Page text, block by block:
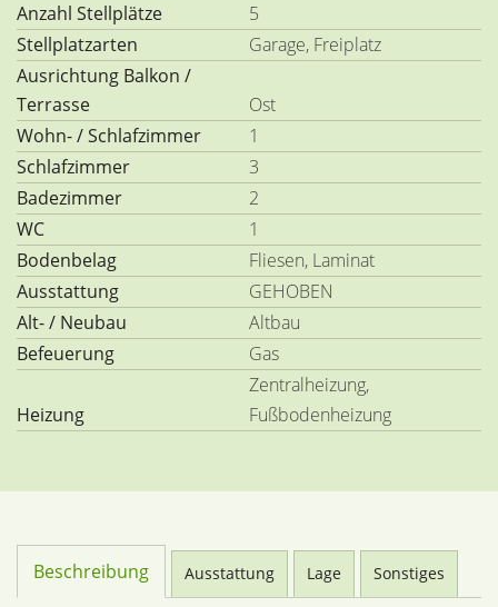
Anzahl Stellplätze
5
Stellplatzarten
Garage, Freiplatz
Ausrichtung Balkon /
Terrasse
Ost
Wohn- / Schlafzimmer
1
Schlafzimmer
3
Badezimmer
2
WC
1
Bodenbelag
Fliesen, Laminat
Ausstattung
GEHOBEN
Alt- / Neubau
Altbau
Befeuerung
Gas
Heizung
Zentralheizung,
Fußbodenheizung
Beschreibung Ausstattung Lage Sonstiges